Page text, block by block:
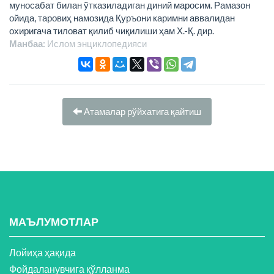
муносабат билан ўтказиладиган диний маросим. Рамазон
ойида, таровиҳ намозида Қуръони каримни аввалидан
охиригача тиловат қилиб чиқилиши ҳам Х.-Қ. дир.
Манбаа: Ислом энциклопeдияси
Атамалар рўйхатига қайтиш
МАЪЛУМОТЛАР
Лойиҳа ҳақида
Фойдаланувчига қўлланма